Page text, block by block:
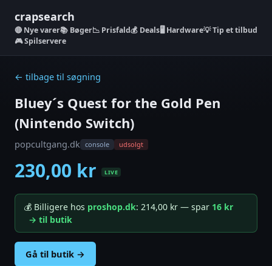
crapsearch
Nye varer📚 Bøger📉 Prisfald💰 Deals🖥️ Hardware💡 Tip et tilbud
🎮 Spilservere
← tilbage til søgning
Bluey´s Quest for the Gold Pen
(Nintendo Switch)
popcultgang.dk console udsolgt
230,00 kr LIVE
💰 Billigere hos proshop.dk: 214,00 kr — spar 16 kr
→ til butik
Gå til butik →